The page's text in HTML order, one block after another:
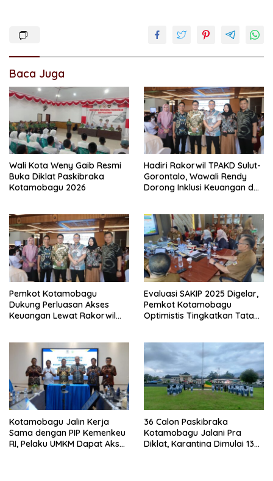
Baca Juga
Wali Kota Weny Gaib Resmi
Buka Diklat Paskibraka
Kotamobagu 2026
Hadiri Rakorwil TPAKD Sulut-
Gorontalo, Wawali Rendy
Dorong Inklusi Keuangan dan
Pemkot Kotamobagu
Dukung Perluasan Akses
Keuangan Lewat Rakorwil
Evaluasi SAKIP 2025 Digelar,
Pemkot Kotamobagu
Optimistis Tingkatkan Tata
Kotamobagu Jalin Kerja
Sama dengan PIP Kemenkeu
RI, Pelaku UMKM Dapat Akses
36 Calon Paskibraka
Kotamobagu Jalani Pra
Diklat, Karantina Dimulai 13